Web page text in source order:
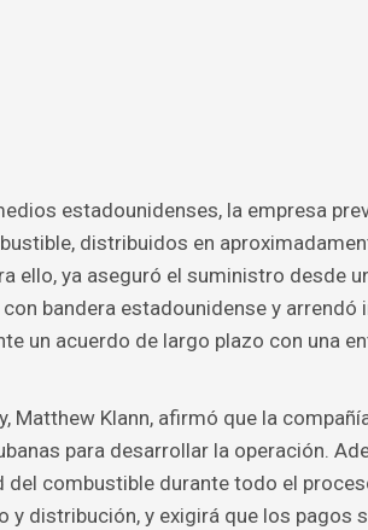
estadounidenses, la empresa
distribuidos en
ello, ya aseguró el suministro desde
bandera estadounidense y arrendó
un acuerdo de largo plazo con una
Matthew Klann, afirmó que la
para desarrollar la operación.
del combustible durante todo el
y distribución, y exigirá que los pagos